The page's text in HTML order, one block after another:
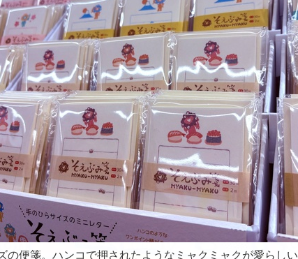
の便箋。ハンコで押されたようなミャクミャクが愛らしい